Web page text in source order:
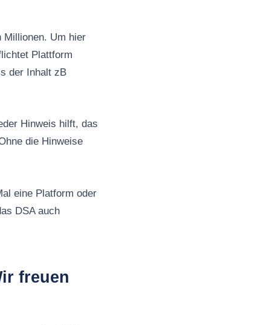
Millionen. Um hier
Plattform
der Inhalt zB
Hinweis hilft, das
die Hinweise
eine Platform oder
DSA auch
freuen